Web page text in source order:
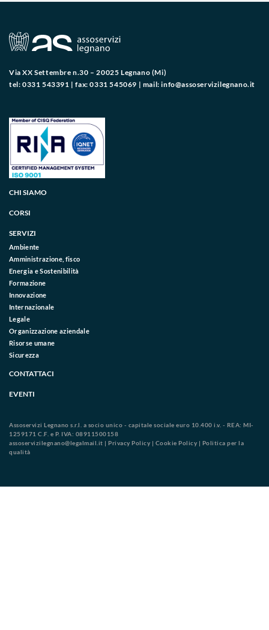
Via XX Settembre n.30 – 20025 Legnano (Mi)
tel: 0331 543391 | fax: 0331 545069 | mail:info@assoservizilegnano.it
CHI SIAMO
CORSI
SERVIZI
Ambiente
Amministrazione, fisco
Energia e Sostenibilità
Formazione
Innovazione
Internazionale
Legale
Organizzazione aziendale
Risorse umane
Sicurezza
CONTATTACI
EVENTI
Assoservizi Legnano s.r.l. a socio unico - capitale sociale euro 10.400 i.v. - REA: MI-
1259171 C.F. e P. IVA: 08911500158
assoservizilegnano@legalmail.it | Privacy Policy | Cookie Policy | Politica per la
qualità